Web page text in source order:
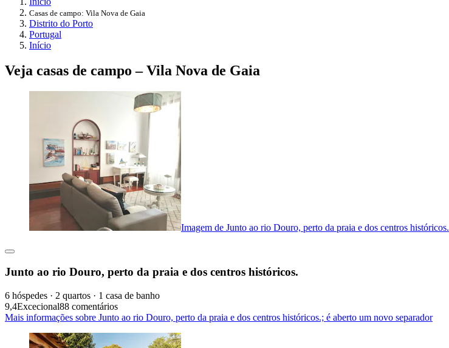
Casas de campo: Vila Nova de Gaia
Distrito do Porto
Portugal
Início
Veja casas de campo – Vila Nova de Gaia
Imagem de Junto ao rio Douro, perto da praia e dos centros históricos.
Junto ao rio Douro, perto da praia e dos centros históricos.
6 hóspedes · 2 quartos · 1 casa de banho
9,4Excecional88 comentários
Mais informações sobre Junto ao rio Douro, perto da praia e dos centros históricos.; é aberto um novo separador